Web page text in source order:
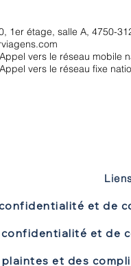
1er étage, salle A, 4750-
vers le réseau mobile
vers le réseau fixe
et de
et des